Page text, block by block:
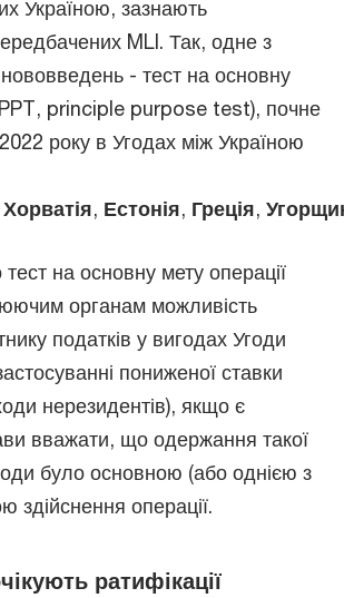
Україною, зазнають
MLI. Так, одне з
- тест на основну
principle purpose test), почне
року в Угодах між Україною
Хорватія, Естонія, Греція,
на основну мету операції
органам можливість
податків у вигодах Угоди
пониженої ставки
нерезидентів), якщо є
вважати, що одержання такої
було основною (або однією з
здійснення операції.
ратифікації